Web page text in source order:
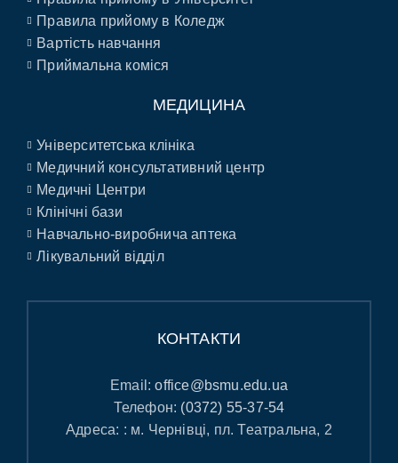
Правила прийому в Коледж
Вартість навчання
Приймальна коміся
МЕДИЦИНА
Університетська клініка
Медичний консультативний центр
Медичні Центри
Клінічні бази
Навчально-виробнича аптека
Лікувальний відділ
КОНТАКТИ
Email:office@bsmu.edu.ua
Телефон: (0372) 55-37-54
Адреса: : м. Чернівці, пл. Театральна, 2